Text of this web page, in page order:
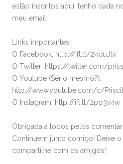
estão inscritos aqui, tenho cada
meu email!
Links importantes:
O Facebook: http://ift.tt/24duJtv
O Twitter: https://twitter.com/
O Youtube (Sério mesmo?):
http://www.youtube.com/c/
O Instagram: http://ift.tt/2pp3v4w
Obrigada a todos pelos
Continuem junto comigo! Deixe o
compartilhe com os amigos!